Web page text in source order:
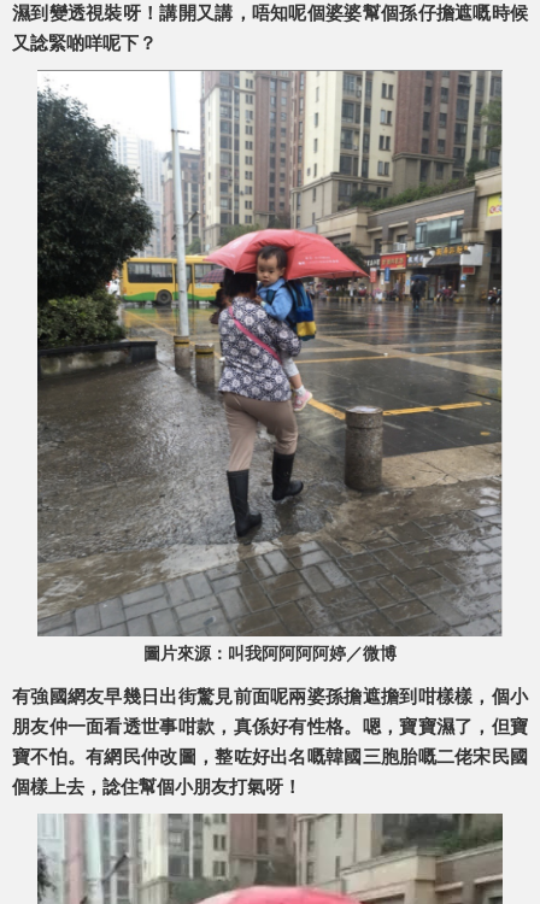
濕到變透視裝呀！講開又講，唔知呢個婆婆幫個孫仔擔遮嘅時候
又諗緊啲咩呢下？
圖片來源：叫我阿阿阿阿婷／微博
有強國網友早幾日出街驚見前面呢兩婆孫擔遮擔到咁樣樣，個小
朋友仲一面看透世事咁款，真係好有性格。嗯，寶寶濕了，但寶
寶不怕。有網民仲改圖，整咗好出名嘅韓國三胞胎嘅二佬宋民國
個樣上去，諗住幫個小朋友打氣呀！